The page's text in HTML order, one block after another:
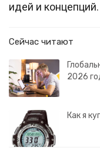
идей и концепций.
Сейчас читают
2026
Как я